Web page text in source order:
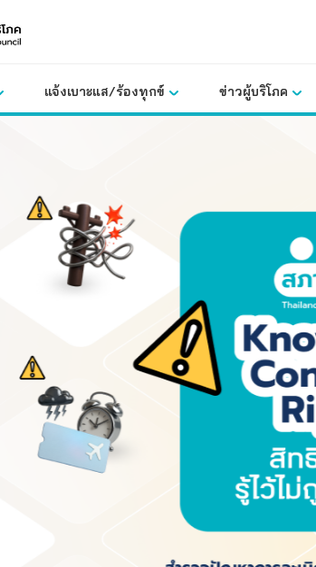
แจ้งเบาะแส/ร้องทุกข์ ข่าวผู้บริโภค